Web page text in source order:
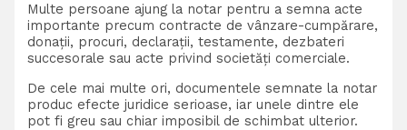
Multe persoane ajung la notar pentru a semna acte
importante precum contracte de vânzare-cumpărare,
donații, procuri, declarații, testamente, dezbateri
succesorale sau acte privind societăți comerciale.
De cele mai multe ori, documentele semnate la notar
produc efecte juridice serioase, iar unele dintre ele
pot fi greu sau chiar imposibil de schimbat ulterior.